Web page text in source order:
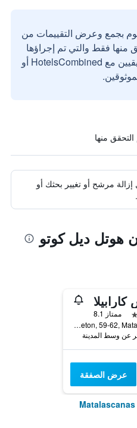
بجمع وعرض التقييمات من
منها فقط والتي تم إجراؤها
بواسطة مستخدمين حقيقيين مع HotelsCombined أو
مرشح أو تغيير بحثك أو
هوتل ديل كوتو
ممتاز 8.1
Calle Sector Laguna Del Sopeton, 59-62, Matalascanas, منطقة أندلوسيا, أسبانيا
عرض الصفقة